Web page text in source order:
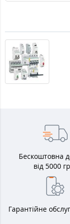
Бескоштовна
від 5000
Гарантійне